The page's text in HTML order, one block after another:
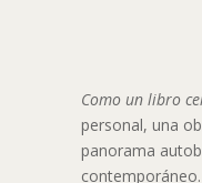
Como un libro
personal, una
panorama
contemporáneo.